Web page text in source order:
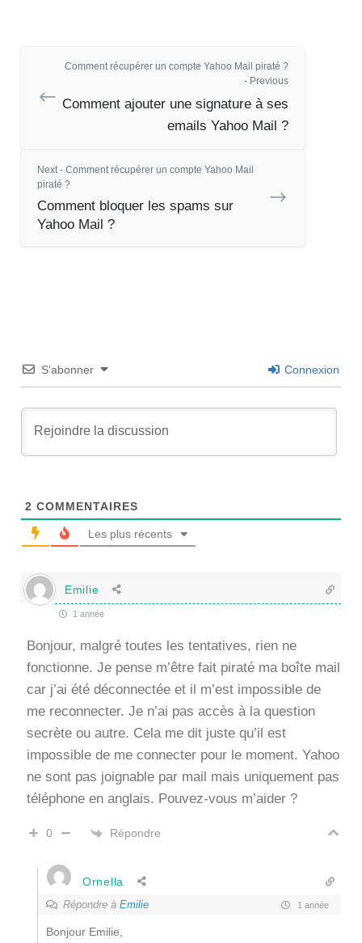
Comment récupérer un compte Yahoo Mail piraté ?
- Previous
Comment ajouter une signature à ses
emails Yahoo Mail ?
Next - Comment récupérer un compte Yahoo Mail
piraté ?
Comment bloquer les spams sur
Yahoo Mail ?
S’abonner Connexion
2 COMMENTAIRES
Les plus récents
Emilie
1 année
Bonjour, malgré toutes les tentatives, rien ne
fonctionne. Je pense m’être fait piraté ma boîte mail
car j’ai été déconnectée et il m’est impossible de
me reconnecter. Je n’ai pas accès à la question
secrète ou autre. Cela me dit juste qu’il est
impossible de me connecter pour le moment. Yahoo
ne sont pas joignable par mail mais uniquement pas
téléphone en anglais. Pouvez-vous m’aider ?
0 Répondre
Ornella
Répondre à Emilie 1 année
Bonjour Emilie,